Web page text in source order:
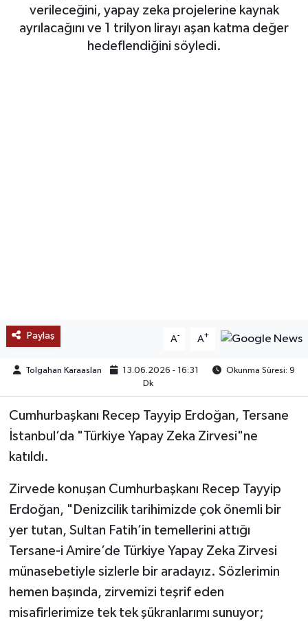
verileceğini, yapay zeka projelerine kaynak
ayrılacağını ve 1 trilyon lirayı aşan katma değer
hedeflendiğini söyledi.
Paylaş A- A+
Tolgahan Karaaslan 13.06.2026 - 16:31
Okunma Süresi: 9
Dk
Cumhurbaşkanı Recep Tayyip Erdoğan, Tersane
İstanbul’da "Türkiye Yapay Zeka Zirvesi"ne
katıldı.
Zirvede konuşan Cumhurbaşkanı Recep Tayyip
Erdoğan, "Denizcilik tarihimizde çok önemli bir
yer tutan, Sultan Fatih’in temellerini attığı
Tersane-i Amire’de Türkiye Yapay Zeka Zirvesi
münasebetiyle sizlerle bir aradayız. Sözlerimin
hemen başında, zirvemizi teşrif eden
misafirlerimize tek tek şükranlarımı sunuyor;
MAGAZİN
OTOMOTİV
YAŞAM
KÜLTÜR SANAT
Haber Arşivi